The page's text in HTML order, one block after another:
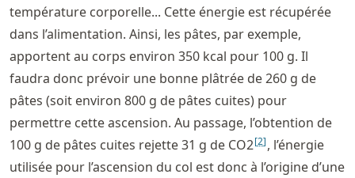
température corporelle... Cette énergie est récupérée
dans l’alimentation. Ainsi, les pâtes, par exemple,
apportent au corps environ 350 kcal pour 100 g. Il
faudra donc prévoir une bonne plâtrée de 260 g de
pâtes (soit environ 800 g de pâtes cuites) pour
permettre cette ascension. Au passage, l’obtention de
100 g de pâtes cuites rejette 31 g de CO2[2], l’énergie
utilisée pour l’ascension du col est donc à l’origine d’une